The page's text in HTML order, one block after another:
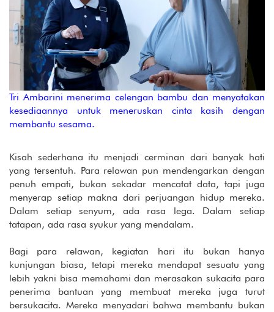
Tri Ambarini menerima celengan bambu dan menyatakan
kesediaannya untuk meneruskan cinta kasih dengan
membantu sesama.
Kisah sederhana itu menjadi cerminan dari banyak hati
yang tersentuh. Para relawan pun mendengarkan dengan
penuh empati, bukan sekadar mencatat data, tapi juga
menyerap setiap makna dari perjuangan hidup mereka.
Dalam setiap senyum, ada rasa lega. Dalam setiap
tatapan, ada rasa syukur yang mendalam.
Bagi para relawan, kegiatan hari itu bukan hanya
kunjungan biasa, tetapi mereka mendapat sesuatu yang
lebih yakni bisa memahami dan merasakan sukacita para
penerima bantuan yang membuat mereka juga turut
bersukacita. Mereka menyadari bahwa membantu bukan